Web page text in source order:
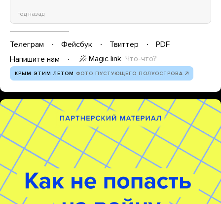
год назад
Телеграм Фейсбук Твиттер
PDF
Напишите нам
Magic link Что-что?
КРЫМ ЭТИМ ЛЕТОМ ФОТО ПУСТУЮЩЕГО ПОЛУОСТРОВА